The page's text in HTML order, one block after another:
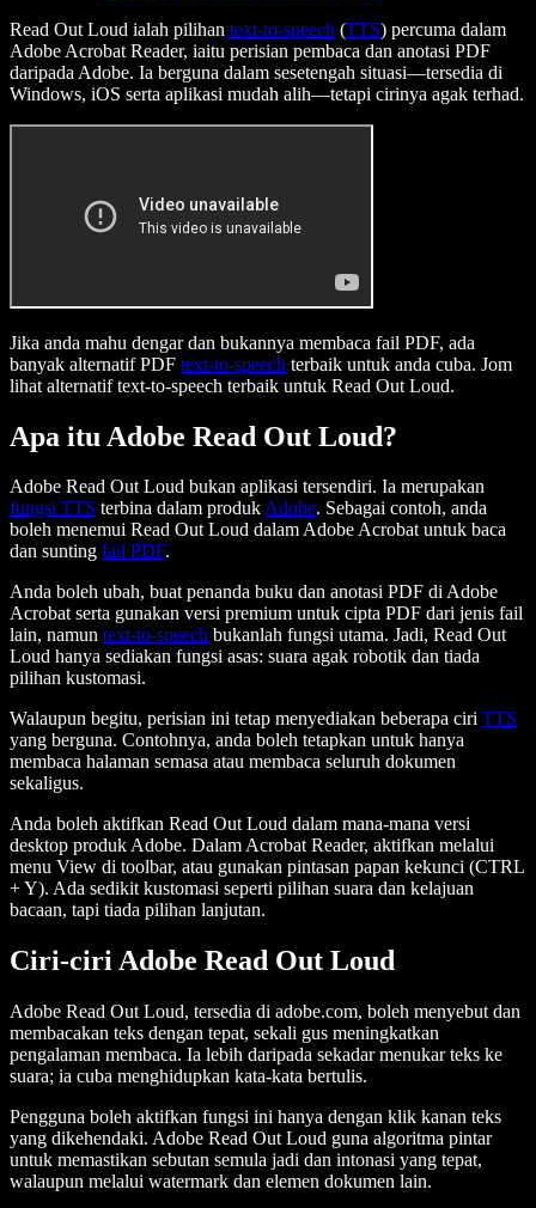
Read Out Loud ialah pilihan text-to-speech (TTS) percuma dalam
Adobe Acrobat Reader, iaitu perisian pembaca dan anotasi PDF
daripada Adobe. Ia berguna dalam sesetengah situasi—tersedia di
Windows, iOS serta aplikasi mudah alih—tetapi cirinya agak terhad.
Jika anda mahu dengar dan bukannya membaca fail PDF, ada
banyak alternatif PDF text-to-speech terbaik untuk anda cuba. Jom
lihat alternatif text-to-speech terbaik untuk Read Out Loud.
Apa itu Adobe Read Out Loud?
Adobe Read Out Loud bukan aplikasi tersendiri. Ia merupakan
fungsi TTS terbina dalam produkAdobe. Sebagai contoh, anda
boleh menemui Read Out Loud dalam Adobe Acrobat untuk baca
dan sunting fail PDF.
Anda boleh ubah, buat penanda buku dan anotasi PDF di Adobe
Acrobat serta gunakan versi premium untuk cipta PDF dari jenis fail
lain, namun text-to-speech bukanlah fungsi utama. Jadi, Read Out
Loud hanya sediakan fungsi asas: suara agak robotik dan tiada
pilihan kustomasi.
Walaupun begitu, perisian ini tetap menyediakan beberapa ciri TTS
yang berguna. Contohnya, anda boleh tetapkan untuk hanya
membaca halaman semasa atau membaca seluruh dokumen
sekaligus.
Anda boleh aktifkan Read Out Loud dalam mana-mana versi
desktop produk Adobe. Dalam Acrobat Reader, aktifkan melalui
menu View di toolbar, atau gunakan pintasan papan kekunci (CTRL
+ Y). Ada sedikit kustomasi seperti pilihan suara dan kelajuan
bacaan, tapi tiada pilihan lanjutan.
Ciri-ciri Adobe Read Out Loud
Adobe Read Out Loud, tersedia di adobe.com, boleh menyebut dan
membacakan teks dengan tepat, sekali gus meningkatkan
pengalaman membaca. Ia lebih daripada sekadar menukar teks ke
suara; ia cuba menghidupkan kata-kata bertulis.
Pengguna boleh aktifkan fungsi ini hanya dengan klik kanan teks
yang dikehendaki. Adobe Read Out Loud guna algoritma pintar
untuk memastikan sebutan semula jadi dan intonasi yang tepat,
walaupun melalui watermark dan elemen dokumen lain.